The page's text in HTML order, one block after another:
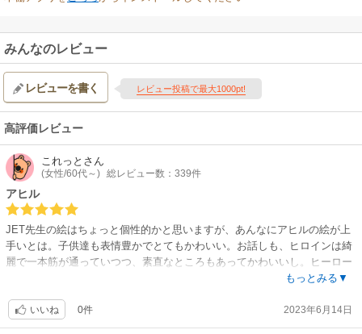
みんなのレビュー
レビューを書く レビュー投稿で最大1000pt!
高評価レビュー
これっと さん
(女性/60代～) 総レビュー数：339件
アヒル
JET先生の絵はちょっと個性的かと思いますが、あんなにアヒルの絵が上
手いとは。子供達も表情豊かでとてもかわいい。お話しも、ヒロインは綺
麗で一本筋が通っていつつ、素直なところもあってかわいいし。ヒーロー
はまず、ヒロイン母に話しを聞くところから始めるところなんて誠実で良
の4兄弟ができたんだなーとしみじみ。4兄弟、どのお話しもおすすめで
す。
もっとみる▼
いいね 0件 2023年6月14日